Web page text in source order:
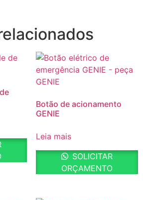
Botão de acionamento
GENIE
Leia mais
SOLICITAR
ORÇAMENTO